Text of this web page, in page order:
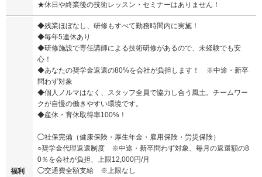
★休日や終業後の技術レッスン・セミナーはありません！
福利
◆残業ほぼなし、研修もすべて勤務時間内に実施！
◆毎年5連休あり
◆研修施設で専任講師による技術研修があるので、未経験でも安
心！
◆あなたの奨学金返還の80%を会社が負担します！ ※中途・新卒
問わず対象
◆個人ノルマはなく、スタッフ全員で協力し合う風土。チームワー
クが自慢の働きやすい環境です。
◆産休・育休取得率100%！
◯社保完備（健康保険・厚生年金・雇用保険・労災保険）
○奨学金代理返還制度 ※中途・新卒問わず対象、毎月の返還額の8
0％を会社が負担、上限12,000円/月
◯交通費全額支給 ※上限なし